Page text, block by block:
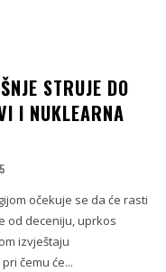
STRUJE DO
I NUKLEARNA
očekuje se da će rasti
od deceniju, uprkos
izvještaju
čemu će...